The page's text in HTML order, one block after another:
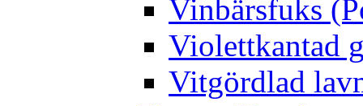
Vinbärsfuks
Violettkantad
Vitgördlad